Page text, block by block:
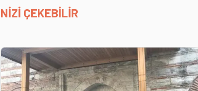
ÇEKEBİLİR